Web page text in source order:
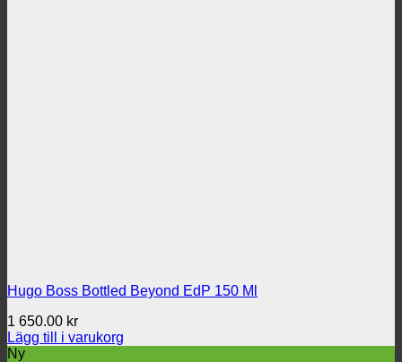
Hugo Boss Bottled Beyond EdP 150 Ml
1 650.00 kr
Lägg till i varukorg
Ny